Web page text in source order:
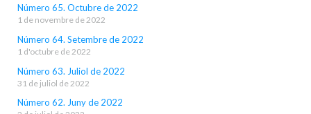
Número 65. Octubre de 2022
1 de novembre de 2022
Número 64. Setembre de 2022
1 d'octubre de 2022
Número 63. Juliol de 2022
31 de juliol de 2022
Número 62. Juny de 2022